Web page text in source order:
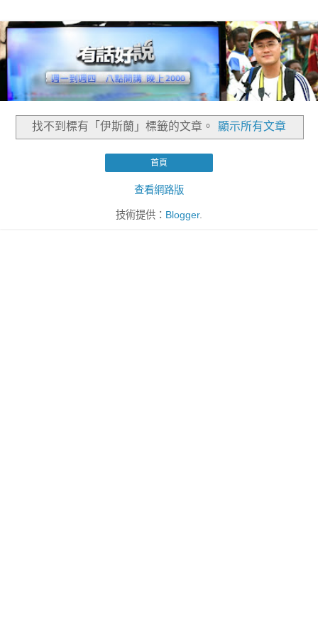
找不到標有「伊斯蘭」 標籤的文章。 顯示所有文章
首頁
查看網路版
技術提供： Blogger.